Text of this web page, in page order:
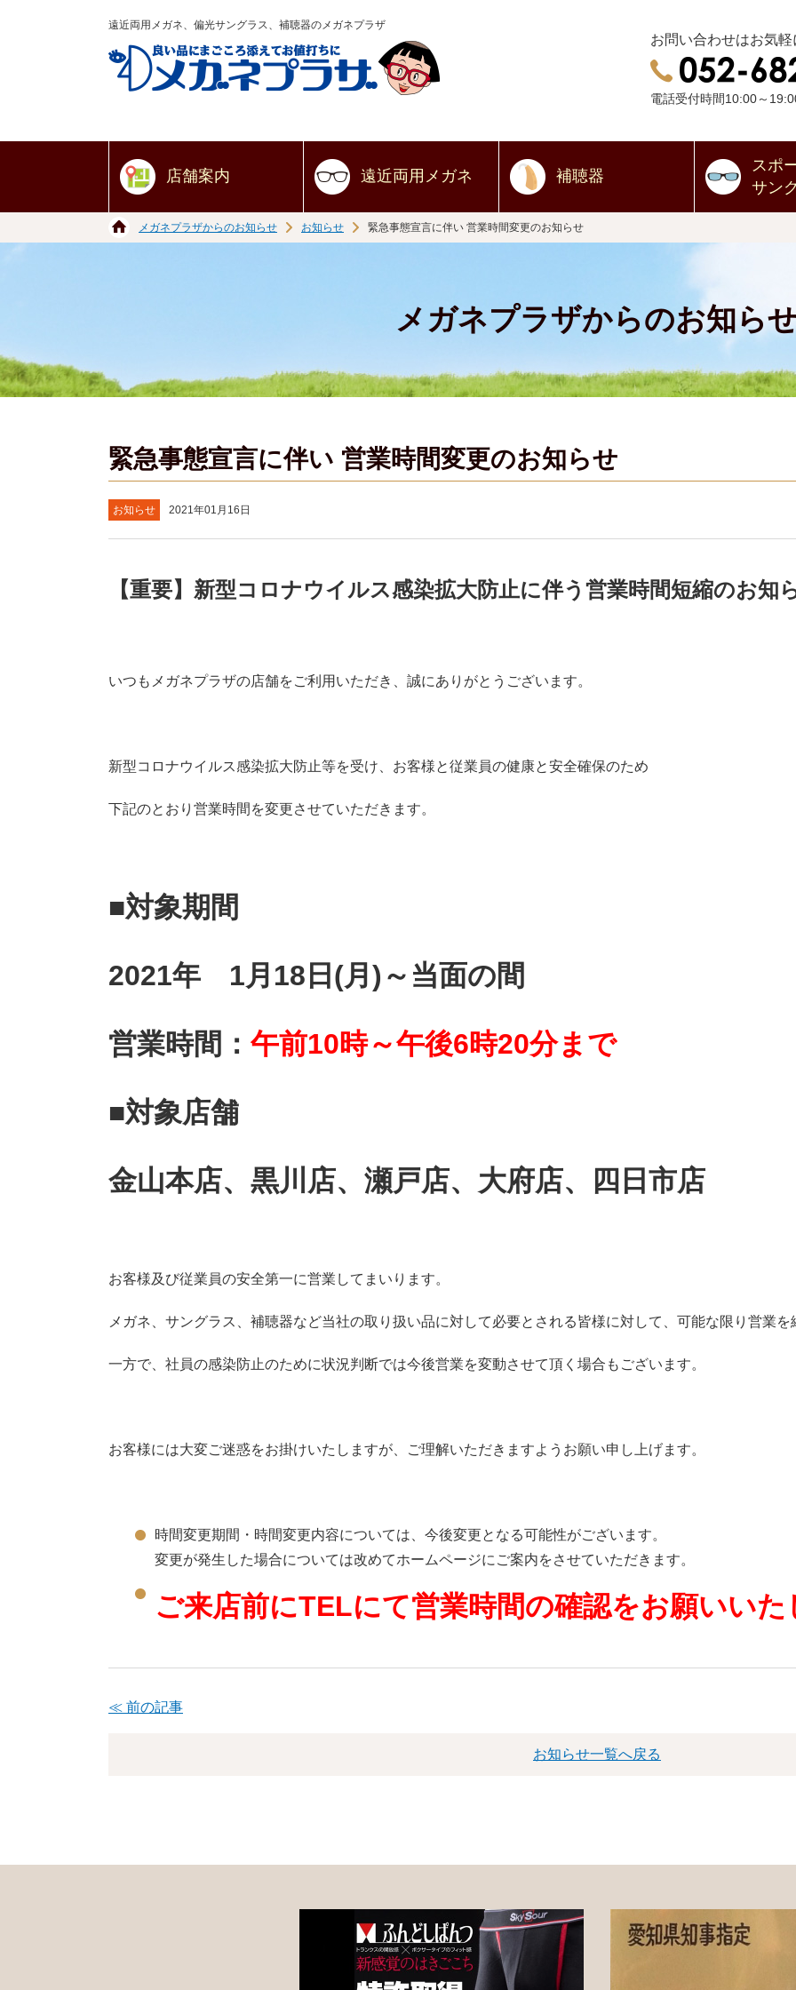
遠近両用メガネ、偏光サングラス、補聴器のメガネプラザ
お問い合わせはお気軽
電話受付時間10:00～
店舗案内 遠近両用 メガネ 補聴器
スポ
サン
メガネプラザからのお知らせ お知らせ 緊急事態宣言に伴い 営業時間変更のお知らせ
メガネプラザからのお知ら
緊急事態宣言に伴い 営業時間変更のお知らせ
お知らせ 2021年01月16日
【重要】新型コロナウイルス感染拡大防止に伴う営業時間短縮のお知
いつもメガネプラザの店舗をご利用いただき、誠にありがとうございます。
新型コロナウイルス感染拡大防止等を受け、お客様と従業員の健康と安全確保のため
下記のとおり営業時間を変更させていただきます。
■対象期間
2021年 1月18日(月)～当面の間
営業時間： 午前10時～午後6時20分まで
■対象店舗
金山本店、黒川店、瀬戸店、大府店、四日市店
お客様及び従業員の安全第一に営業してまいります。
メガネ、サングラス、補聴器など当社の取り扱い品に対して必要とされる皆様に対して、可能な限り営業
一方で、社員の感染防止のために状況判断では今後営業を変動させて頂く場合もございます。
お客様には大変ご迷惑をお掛けいたしますが、ご理解いただきますようお願い申し上げます。
時間変更期間・時間変更内容については、今後変更となる可能性がございます。
変更が発生した場合については改めてホームページにご案内をさせていただきます。
ご来店前にTELにて営業時間の確認をお願いいた
≪ 前の記事
お知らせ一覧へ戻る